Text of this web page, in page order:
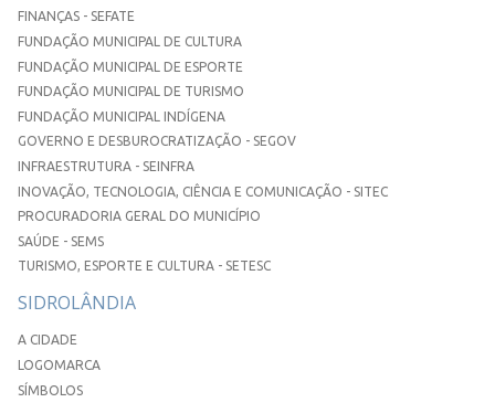
FINANÇAS - SEFATE
FUNDAÇÃO MUNICIPAL DE CULTURA
FUNDAÇÃO MUNICIPAL DE ESPORTE
FUNDAÇÃO MUNICIPAL DE TURISMO
FUNDAÇÃO MUNICIPAL INDÍGENA
GOVERNO E DESBUROCRATIZAÇÃO - SEGOV
INFRAESTRUTURA - SEINFRA
INOVAÇÃO, TECNOLOGIA, CIÊNCIA E COMUNICAÇÃO - SITEC
PROCURADORIA GERAL DO MUNICÍPIO
SAÚDE - SEMS
TURISMO, ESPORTE E CULTURA - SETESC
SIDROLÂNDIA
A CIDADE
LOGOMARCA
SÍMBOLOS